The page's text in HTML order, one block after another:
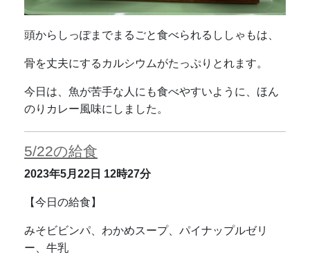
頭からしっぽまでまるごと食べられるししゃもは、
骨を丈夫にするカルシウムがたっぷりとれます。
今日は、魚が苦手な人にも食べやすいように、ほん
のりカレー風味にしました。
5/22の給食
2023年5月22日 12時27分
【今日の給食】
みそビビンパ、わかめスープ、パイナップルゼリ
ー、牛乳